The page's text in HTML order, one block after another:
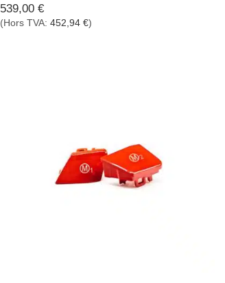
539,00€
(Hors TVA:452,94€)